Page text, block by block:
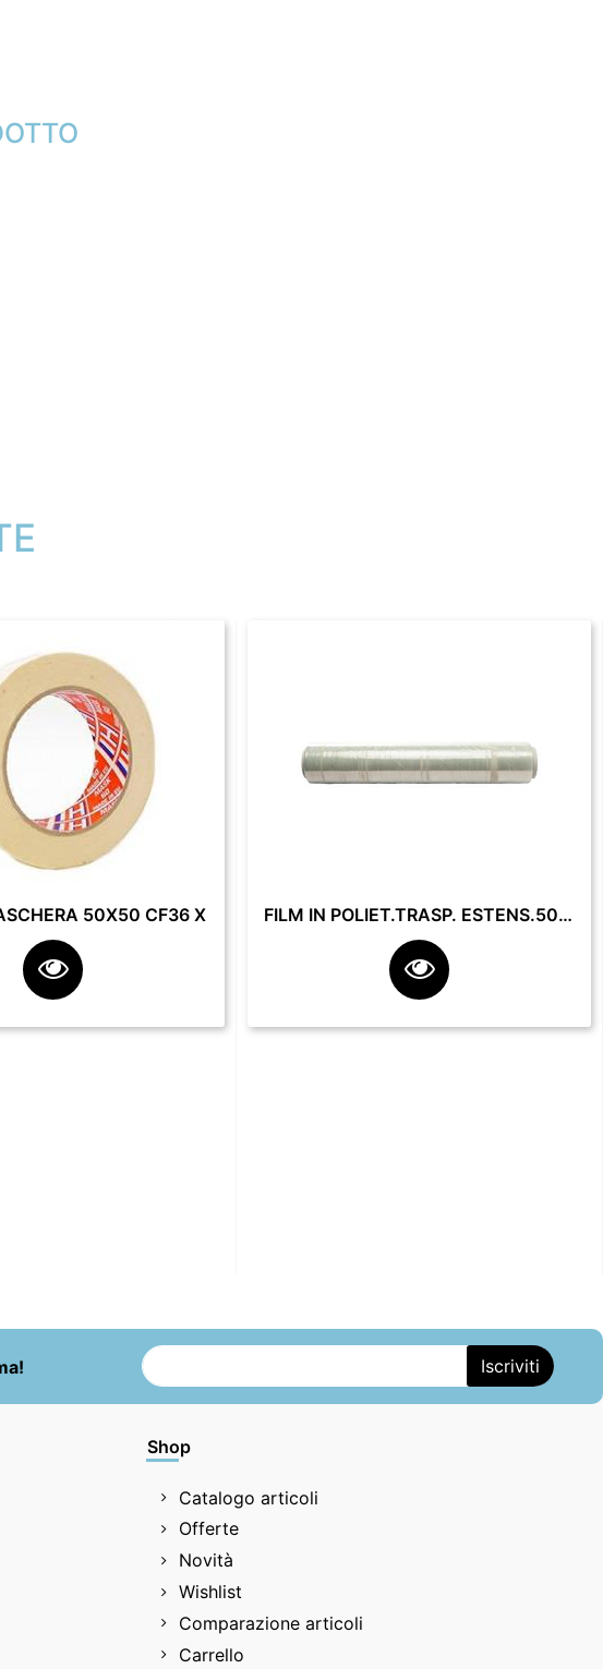
50X50 CF36 X FILM IN POLIET.TRASP. ESTENS.50 CM 23 MY 2.2 KG **
Shop
Catalogo articoli
Offerte
Novità
Wishlist
Comparazione articoli
Carrello